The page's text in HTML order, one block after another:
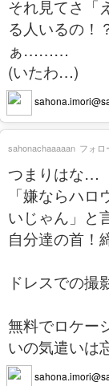
それ見てさ「
る人いるの！
ぁ………
(いたわ…)
つまりはな…
「嫌ならハ
いじゃん」と
自分達の首！
ドレスでの撮
無料でロケー
いの気遣いは
sahonachaaaaan フォロ